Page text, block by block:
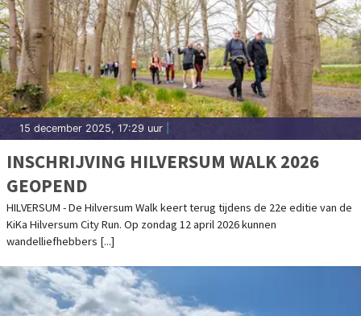
15 december 2025, 17:29 uur
INSCHRIJVING HILVERSUM WALK 2026
GEOPEND
HILVERSUM - De Hilversum Walk keert terug tijdens de 22e editie van de
KiKa Hilversum City Run. Op zondag 12 april 2026 kunnen
wandelliefhebbers [...]